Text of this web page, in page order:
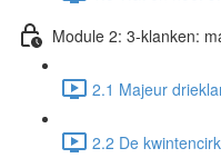
Module 2: 3-klanken:
2.1 Majeur
2.2 De